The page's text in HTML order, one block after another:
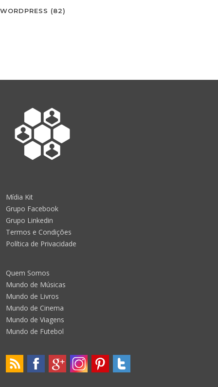
WORDPRESS (82)
Mídia Kit
Grupo Facebook
Grupo Linkedin
Termos e Condições
Política de Privacidade
Quem Somos
Mundo de Músicas
Mundo de Livros
Mundo de Cinema
Mundo de Viagens
Mundo de Futebol